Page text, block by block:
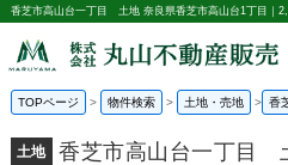
香芝市高山台一丁目 土地 奈良県香芝市高山台1丁目｜
TOPページ 物件検索 土地・売地 香
土地 香芝市高山台一丁目